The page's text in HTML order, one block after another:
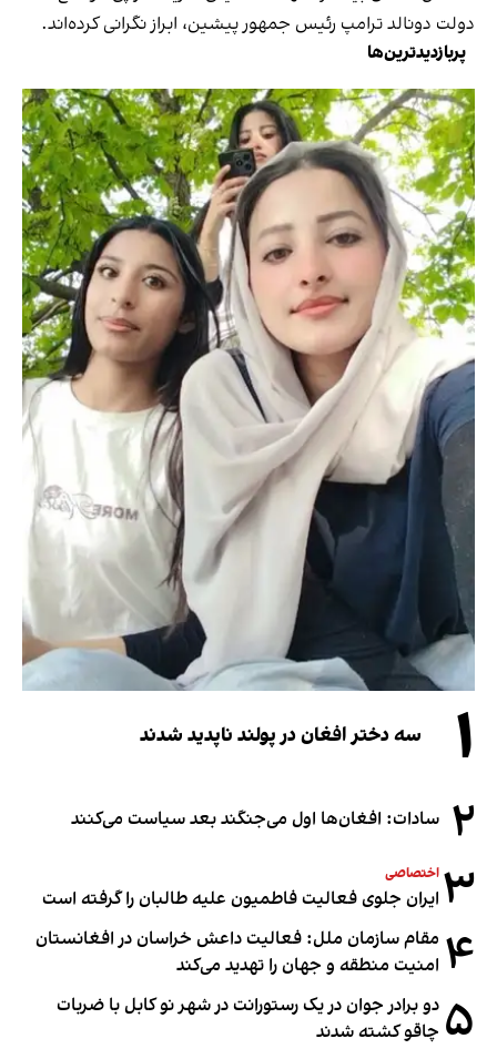
دولت دونالد ترامپ رئیس جمهور پیشین، ابراز نگرانی کرده‌اند.
پربازدیدترین‌ها
۱ سه دختر افغان در پولند ناپدید شدند
۲ سادات: افغان‌ها اول می‌جنگند بعد سیاست می‌کنند
۳ اختصاصی
ایران جلوی فعالیت فاطمیون علیه طالبان را گرفته است
۴ مقام سازمان ملل: فعالیت داعش خراسان در افغانستان
امنیت منطقه و جهان را تهدید می‌کند
۵ دو برادر جوان در یک رستورانت در شهر نو کابل با ضربات
چاقو کشته شدند